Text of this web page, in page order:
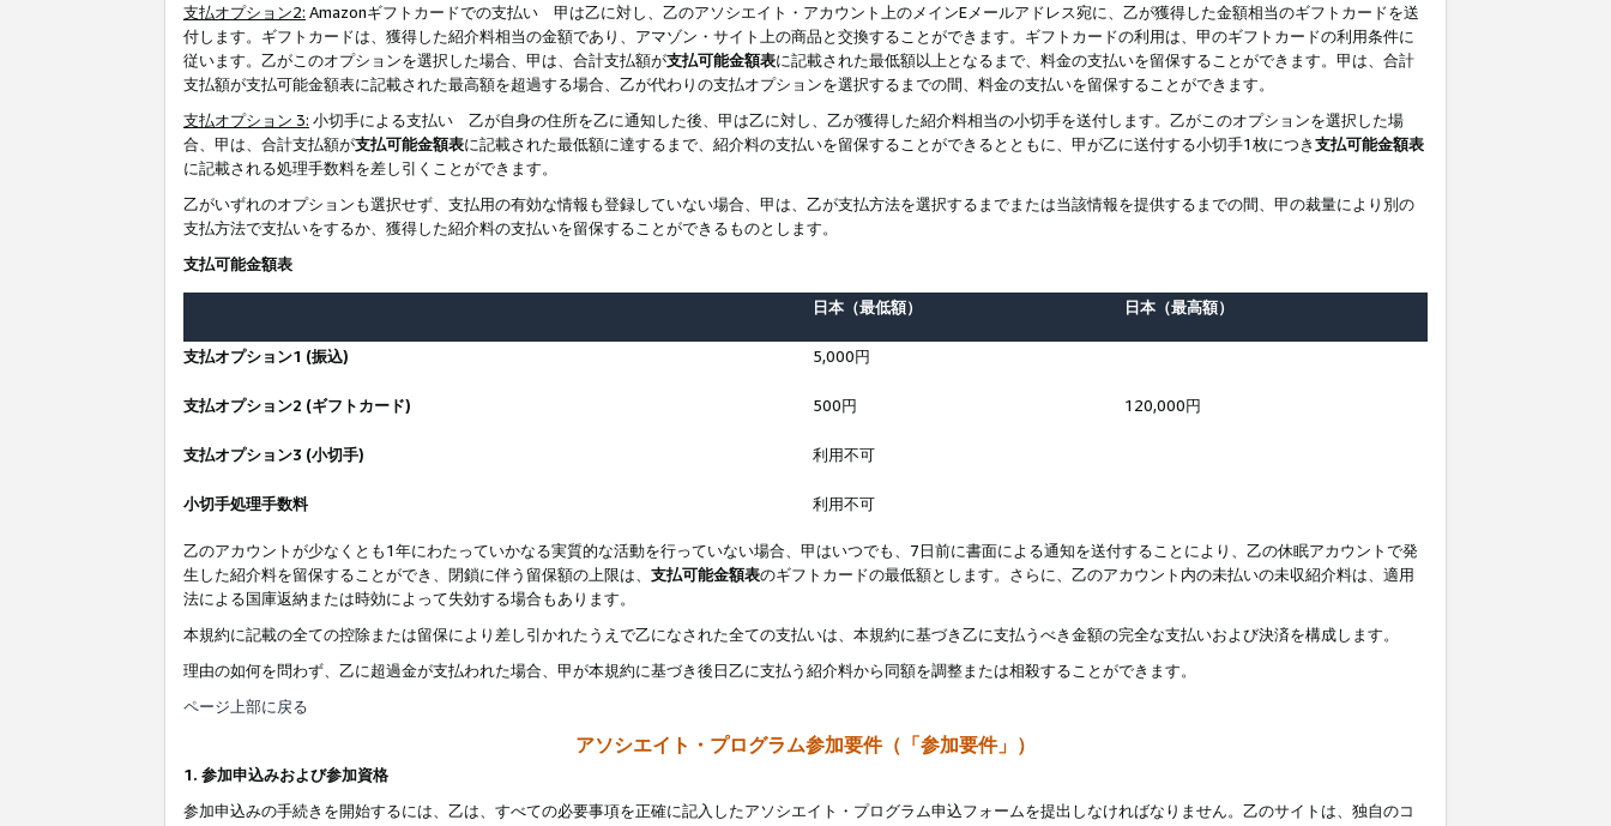
支払オプション2: Amazonギフトカードでの支払い 甲は乙に対し、乙のアソシエイト・アカウント上のメインEメールアドレス宛に、乙が獲得した金額相当のギフトカードを送
付します。ギフトカードは、獲得した紹介料相当の金額であり、アマゾン・サイト上の商品と交換することができます。ギフトカードの利用は、甲のギフトカードの利用条件に
従います。乙がこのオプションを選択した場合、甲は、合計支払額が支払可能金額表に記載された最低額以上となるまで、料金の支払いを留保することができます。甲は、合計
支払額が支払可能金額表に記載された最高額を超過する場合、乙が代わりの支払オプションを選択するまでの間、料金の支払いを留保することができます。
支払オプション 3: 小切手による支払い 乙が自身の住所を乙に通知した後、甲は乙に対し、乙が獲得した紹介料相当の小切手を送付します。乙がこのオプションを選択した場
合、甲は、合計支払額が支払可能金額表に記載された最低額に達するまで、紹介料の支払いを留保することができるとともに、甲が乙に送付する小切手1枚につき支払可能金額表
に記載される処理手数料を差し引くことができます。
乙がいずれのオプションも選択せず、支払用の有効な情報も登録していない場合、甲は、乙が支払方法を選択するまでまたは当該情報を提供するまでの間、甲の裁量により別の
支払方法で支払いをするか、獲得した紹介料の支払いを留保することができるものとします。
支払可能金額表
日本（最低額） 日本（最高額）
支払オプション1 (振込) 5,000円
支払オプション2 (ギフトカード) 500円 120,000円
支払オプション3 (小切手) 利用不可
小切手処理手数料 利用不可
乙のアカウントが少なくとも1年にわたっていかなる実質的な活動を行っていない場合、甲はいつでも、7日前に書面による通知を送付することにより、乙の休眠アカウントで発
生した紹介料を留保することができ、閉鎖に伴う留保額の上限は、 支払可能金額表のギフトカードの最低額とします。さらに、乙のアカウント内の未払いの未収紹介料は、適用
法による国庫返納または時効によって失効する場合もあります。
本規約に記載の全ての控除または留保により差し引かれたうえで乙になされた全ての支払いは、本規約に基づき乙に支払うべき金額の完全な支払いおよび決済を構成します。
理由の如何を問わず、乙に超過金が支払われた場合、甲が本規約に基づき後日乙に支払う紹介料から同額を調整または相殺することができます。
ページ上部に戻る
アソシエイト・プログラム参加要件（「参加要件」）
1. 参加申込みおよび参加資格
参加申込みの手続きを開始するには、乙は、すべての必要事項を正確に記入したアソシエイト・プログラム申込フォームを提出しなければなりません。乙のサイトは、独自のコ